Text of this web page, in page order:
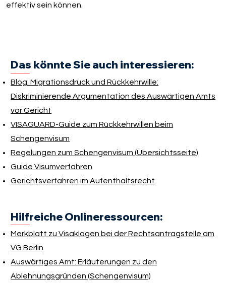
effektiv sein können.
Das könnte Sie auch interessieren:
Blog: Migrationsdruck und Rückkehrwille:
Diskriminierende Argumentation des Auswärtigen Amts
vor Gericht
VISAGUARD-Guide zum Rückkehrwillen beim
Schengenvisum
Regelungen zum Schengenvisum (Übersichtsseite)
Guide Visumverfahren
Gerichtsverfahren im Aufenthaltsrecht
Hilfreiche Onlineressourcen:
Merkblatt zu Visaklagen bei der Rechtsantragstelle am
VG Berlin
Auswärtiges Amt: Erläuterungen zu den
Ablehnungsgründen (Schengenvisum)